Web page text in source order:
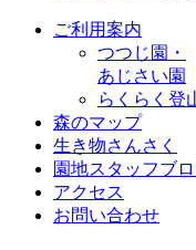
ご利用案内
つつじ園・
あじさい園
らくらく登
森のマップ
生き物さんさく
園地スタッフブ
アクセス
お問い合わせ